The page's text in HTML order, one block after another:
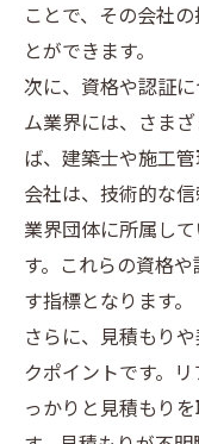
ことで、その会社
とができます。
次に、資格や認証
ム業界には、さま
ば、建築士や施工
会社は、技術的な
業界団体に所属し
す。これらの資格
す指標となります。
さらに、見積もり
クポイントです。
っかりと見積もり